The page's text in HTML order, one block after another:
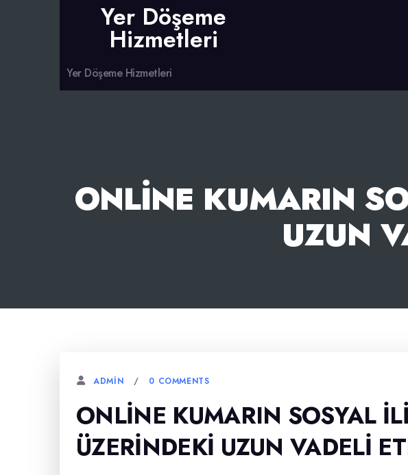
Yer Döşeme
Hizmetleri
Yer Döşeme Hizmetleri
ONLINE KUMARIN
UZUN
ADMIN 0 COMMENTS
ONLINE KUMARIN SOSYAL
ÜZERINDEKI UZUN VADELI